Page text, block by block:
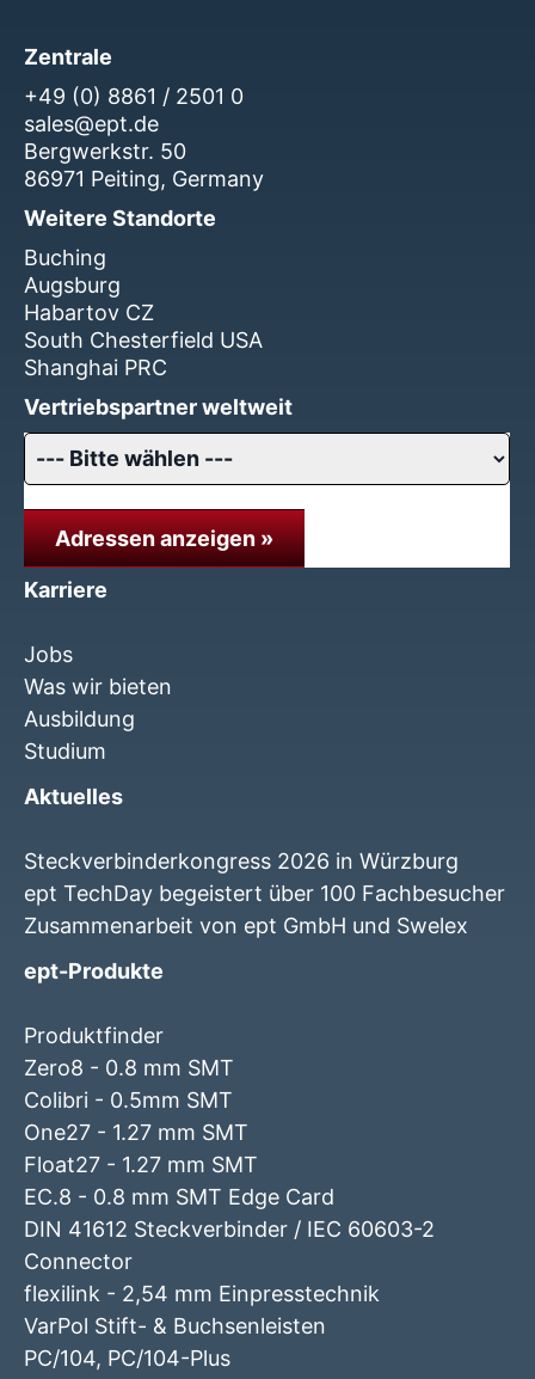
Zentrale
+49 (0) 8861 / 2501 0
sales@ept.de
Bergwerkstr. 50
86971 Peiting, Germany
Weitere Standorte
Buching
Augsburg
Habartov CZ
South Chesterfield USA
Shanghai PRC
Vertriebspartner weltweit
Adressen anzeigen »
Karriere
Jobs
Was wir bieten
Ausbildung
Studium
Aktuelles
Steckverbinderkongress 2026 in Würzburg
ept TechDay begeistert über 100 Fachbesucher
Zusammenarbeit von ept GmbH und Swelex
ept-Produkte
Produktfinder
Zero8 - 0.8 mm SMT
Colibri - 0.5mm SMT
One27 - 1.27 mm SMT
Float27 - 1.27 mm SMT
EC.8 - 0.8 mm SMT Edge Card
DIN 41612 Steckverbinder / IEC 60603-2
Connector
flexilink - 2,54 mm Einpresstechnik
VarPol Stift- & Buchsenleisten
PC/104, PC/104-Plus